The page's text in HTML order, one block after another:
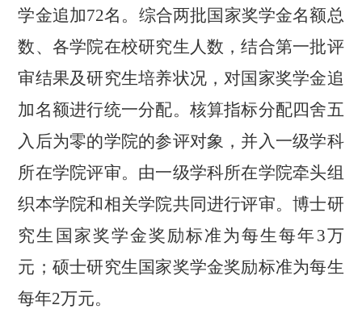
学金追加72名。综合两批国家奖学金名额总
数、各学院在校研究生人数，结合第一批评
审结果及研究生培养状况，对国家奖学金追
加名额进行统一分配。核算指标分配四舍五
入后为零的学院的参评对象，并入一级学科
所在学院评审。由一级学科所在学院牵头组
织本学院和相关学院共同进行评审。博士研
究生国家奖学金奖励标准为每生每年3万
元；硕士研究生国家奖学金奖励标准为每生
每年2万元。